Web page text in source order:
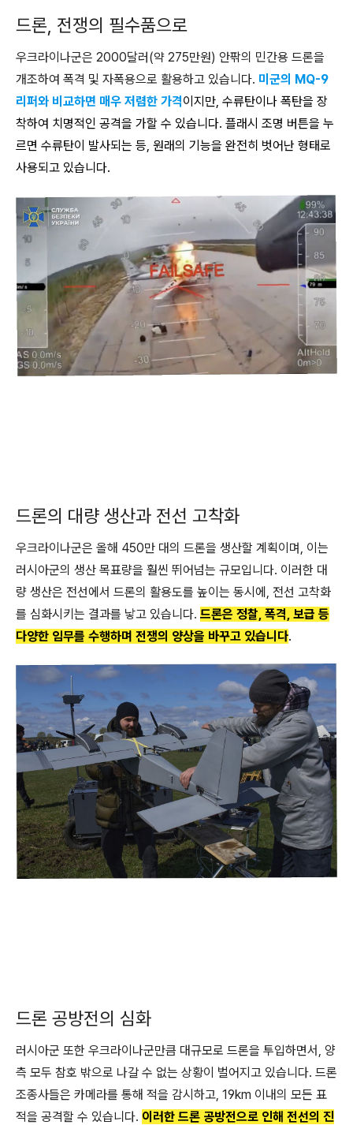
드론, 전쟁의 필수품으로
우크라이나군은 2000달러(약 275만원) 안팎의 민간용 드론을
개조하여 폭격 및 자폭용으로 활용하고 있습니다. 미군의 MQ-9
리퍼와 비교하면 매우 저렴한 가격이지만, 수류탄이나 폭탄을 장
착하여 치명적인 공격을 가할 수 있습니다. 플래시 조명 버튼을 누
르면 수류탄이 발사되는 등, 원래의 기능을 완전히 벗어난 형태로
사용되고 있습니다.
드론의 대량 생산과 전선 고착화
우크라이나군은 올해 450만 대의 드론을 생산할 계획이며, 이는
러시아군의 생산 목표량을 훨씬 뛰어넘는 규모입니다. 이러한 대
량 생산은 전선에서 드론의 활용도를 높이는 동시에, 전선 고착화
를 심화시키는 결과를 낳고 있습니다. 드론은 정찰, 폭격, 보급 등
다양한 임무를 수행하며 전쟁의 양상을 바꾸고 있습니다.
드론 공방전의 심화
러시아군 또한 우크라이나군만큼 대규모로 드론을 투입하면서, 양
측 모두 참호 밖으로 나갈 수 없는 상황이 벌어지고 있습니다. 드론
조종사들은 카메라를 통해 적을 감시하고, 19km 이내의 모든 표
적을 공격할 수 있습니다. 이러한 드론 공방전으로 인해 전선의 진